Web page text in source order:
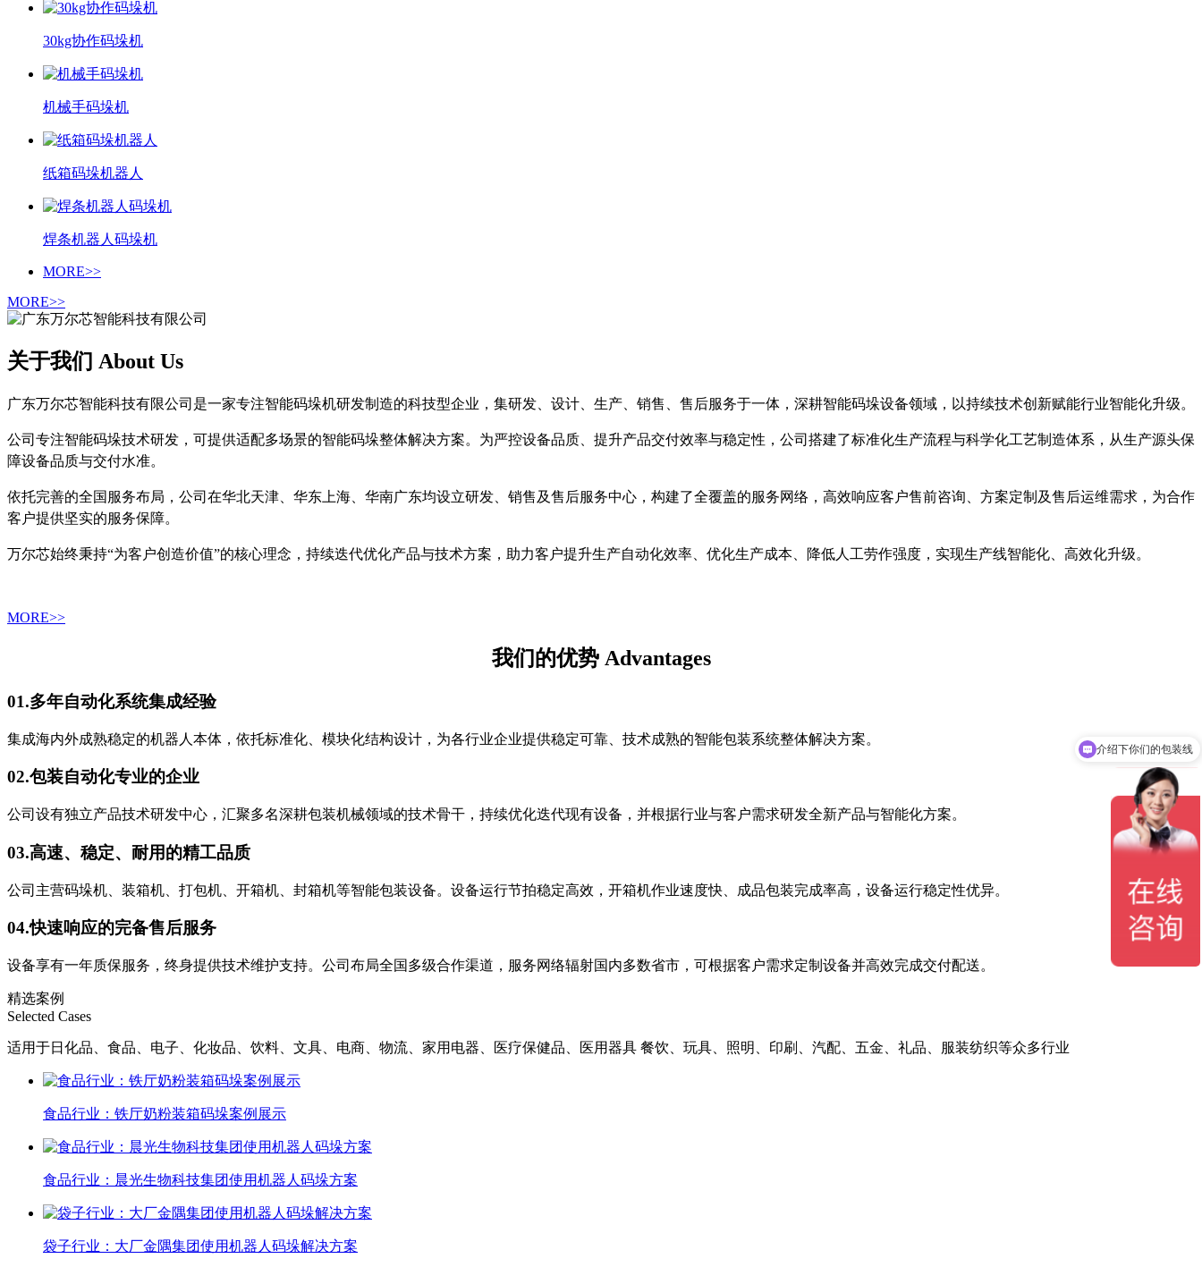
30kg协作码垛机
机械手码垛机
纸箱码垛机器人
焊条机器人码垛机
MORE>>
MORE>>
关于我们 About Us
广东万尔芯智能科技有限公司是一家专注智能码垛机研发制造的科技型企业，集研发、设计、生产、销售、售后服务于一体，深耕智能码垛设备领域，以持续技术创新赋能行业智能化升级。
公司专注智能码垛技术研发，可提供适配多场景的智能码垛整体解决方案。为严控设备品质、提升产品交付效率与稳定性，公司搭建了标准化生产流程与科学化工艺制造体系，从生产源头保
障设备品质与交付水准。
依托完善的全国服务布局，公司在华北天津、华东上海、华南广东均设立研发、销售及售后服务中心，构建了全覆盖的服务网络，高效响应客户售前咨询、方案定制及售后运维需求，为合作
客户提供坚实的服务保障。
万尔芯始终秉持“为客户创造价值”的核心理念，持续迭代优化产品与技术方案，助力客户提升生产自动化效率、优化生产成本、降低人工劳作强度，实现生产线智能化、高效化升级。
MORE>>
我们的优势 Advantages
01.多年自动化系统集成经验
集成海内外成熟稳定的机器人本体，依托标准化、模块化结构设计，为各行业企业提供稳定可靠、技术成熟的智能包装系统整体解决方案。
02.包装自动化专业的企业
公司设有独立产品技术研发中心，汇聚多名深耕包装机械领域的技术骨干，持续优化迭代现有设备，并根据行业与客户需求研发全新产品与智能化方案。
03.高速、稳定、耐用的精工品质
公司主营码垛机、装箱机、打包机、开箱机、封箱机等智能包装设备。设备运行节拍稳定高效，开箱机作业速度快、成品包装完成率高，设备运行稳定性优异。
04.快速响应的完备售后服务
设备享有一年质保服务，终身提供技术维护支持。公司布局全国多级合作渠道，服务网络辐射国内多数省市，可根据客户需求定制设备并高效完成交付配送。
精选案例
Selected Cases
适用于日化品、食品、电子、化妆品、饮料、文具、电商、物流、家用电器、医疗保健品、医用器具 餐饮、玩具、照明、印刷、汽配、五金、礼品、服装纺织等众多行业
食品行业：铁厅奶粉装箱码垛案例展示
食品行业：晨光生物科技集团使用机器人码垛方案
袋子行业：大厂金隅集团使用机器人码垛解决方案
介绍下你们的码垛机